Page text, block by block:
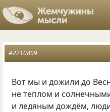
#2210809
Вот мы и дожили до
не теплом и
и ледяным дождём,